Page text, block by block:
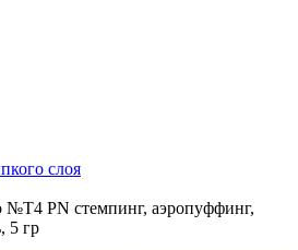
слоя
№T4 PN стемпинг, аэропуффинг,
5 гр